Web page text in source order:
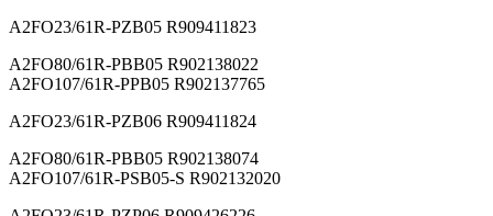
A2FO23/61R-PZB05 R909411823
A2FO80/61R-PBB05 R902138022
A2FO107/61R-PPB05 R902137765
A2FO23/61R-PZB06 R909411824
A2FO80/61R-PBB05 R902138074
A2FO107/61R-PSB05-S R902132020